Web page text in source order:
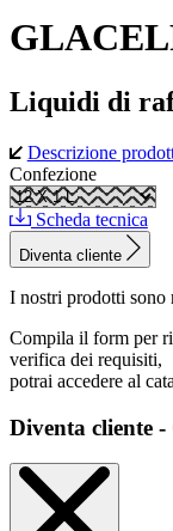
Liquidi di
Descrizione
Confezione
Scheda tecnica
Diventa cliente
I nostri prodotti sono
Compila il form per
verifica dei requisiti,
potrai accedere al
Diventa cliente